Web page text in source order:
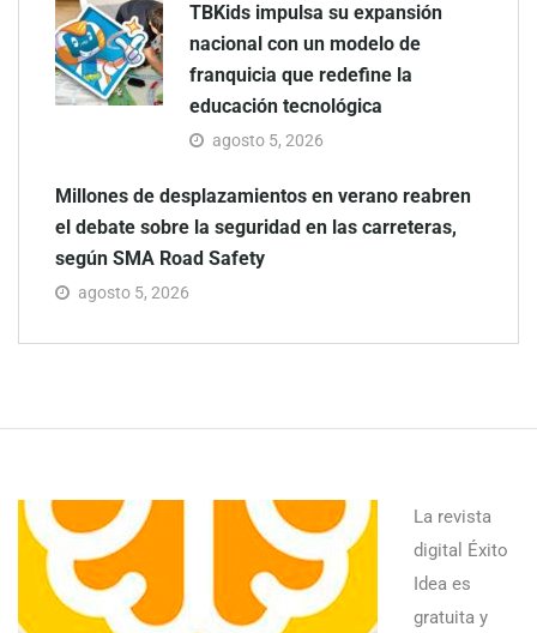
TBKids impulsa su expansión
nacional con un modelo de
franquicia que redefine la
educación tecnológica
agosto 5, 2026
Millones de desplazamientos en verano reabren
el debate sobre la seguridad en las carreteras,
según SMA Road Safety
agosto 5, 2026
La revista
digital Éxito
Idea es
gratuita y